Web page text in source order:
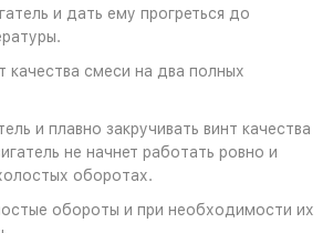
и дать ему прогреться до
качества смеси на два полных
и плавно закручивать винт качества
не начнет работать ровно и
оборотах.
обороты и при необходимости их